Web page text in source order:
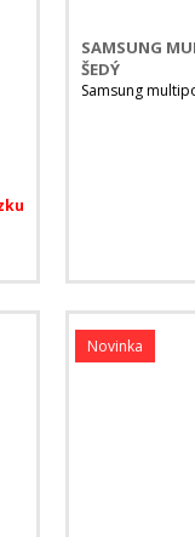
SAMSUNG
ŠEDÝ
Samsung
Novinka